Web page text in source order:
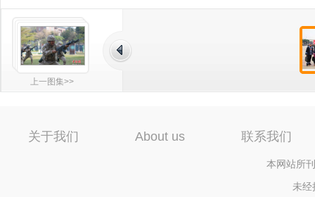
上一图集>>
关于我们 About us 联系我们
本网站所
未经